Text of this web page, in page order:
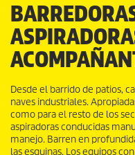
Desde el barrido de patios,
naves industriales.
como para el resto de los
aspiradoras conducidas
manejo. Barren en
las esquinas. Los equipos